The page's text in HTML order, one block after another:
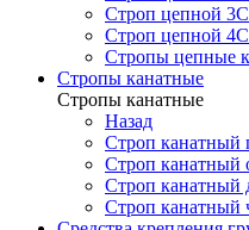
Строп цепной
Строп цепной
Стропы цепные
Стропы канатные
Стропы канатные
Назад
Строп
Строп канатный
Строп канатный
Строп канатный